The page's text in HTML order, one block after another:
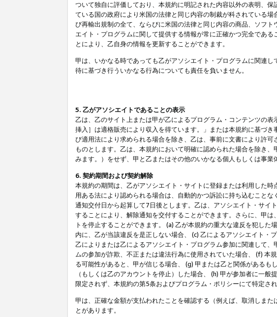
ついて独自に評価しており、本規約に明記された内容以外の表明、
ている国の政府により米国の法律と同じ内容の制裁が科されている
び再輸出規制の全て、ならびに米国の法律と同じ内容の商品、ソフ
エイト・プログラムに関して提供する情報が常に正確かつ完全であ
とにより、乙自身の情報を更新することができます。
甲は、いかなる時であっても乙がアソシエイト・プログラムに関連
待に基づき行ういかなる行為についても責任を負いません。
5. 乙がアソシエイトであることの表示
乙は、乙のサイト上または甲が乙によるプログラム・コンテンツの
挿入］は適格販売により収入を得ています。」または本規約に基づ
び適用法により求められる場合を除き、乙は、事前に文書により許
ものとします。乙は、本規約において明確に認められた場合を除き
みます。）をせず、甲と乙またはその他のいかなる個人もしくは事
6. 契約期間および契約解除
本規約の期間は、乙がアソシエイト・サイトに登録または利用した
用ある法により認められる場合は、自動的かつ訴訟に持ち込むこと
通知交付日から起算して7日後とします。乙は、アソシエイト・サイ
することにより、解除通知を交付することができます。さらに、甲
トを停止することができます。 (a) 乙が本規約の重大な違反を犯し
内に、乙が当該違反を是正しない場合、 (c) 乙によるアソシエイト
乙によりまたは乙によるアソシエイト・プログラム参加に関連して
ムの参加が詐欺、不正または違法行為に使用されていた場合、 (f) 本
る可能性があると、甲が信じる場合、 (g) 甲または乙と関係がある
（もしくは乙のアカウントを停止）した場合、 (h) 甲が参加者に一
限定されず、本規約の第5条およびプログラム・ポリシーにて特定さ
甲は、正確な金額が支払われたことを確認する（例えば、取消しま
とがあります。